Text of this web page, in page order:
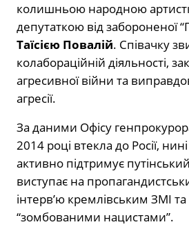
колишньою народною
депутаткою від забороненої
Таїсією Повалій. Співачку
колабораційній діяльності,
агресивної війни та
агресії.
За даними Офісу
2014 році втекла до Росії,
активно підтримує
виступає на
інтерв’ю кремлівським ЗМІ та
“зомбованими нацистами”.